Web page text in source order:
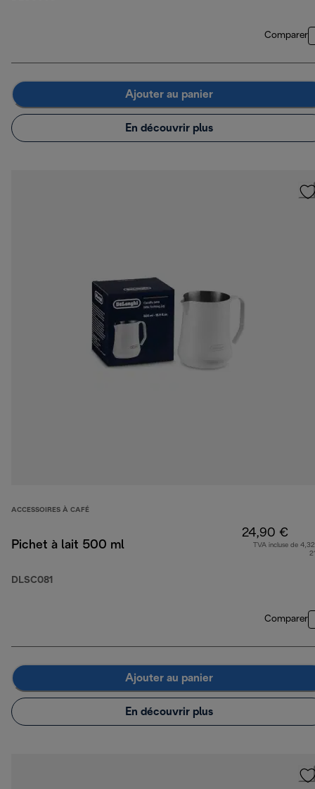
Comparer
Ajouter au panier
En découvrir plus
ACCESSOIRES À CAFÉ
Pichet à lait 500 ml
DLSC081
24,90 €
TVA incluse de
Comparer
Ajouter au panier
En découvrir plus